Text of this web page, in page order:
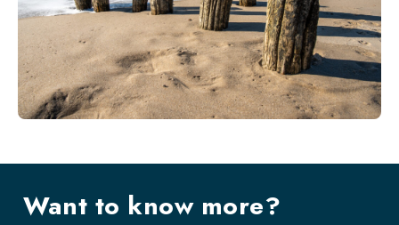
Want to know more?